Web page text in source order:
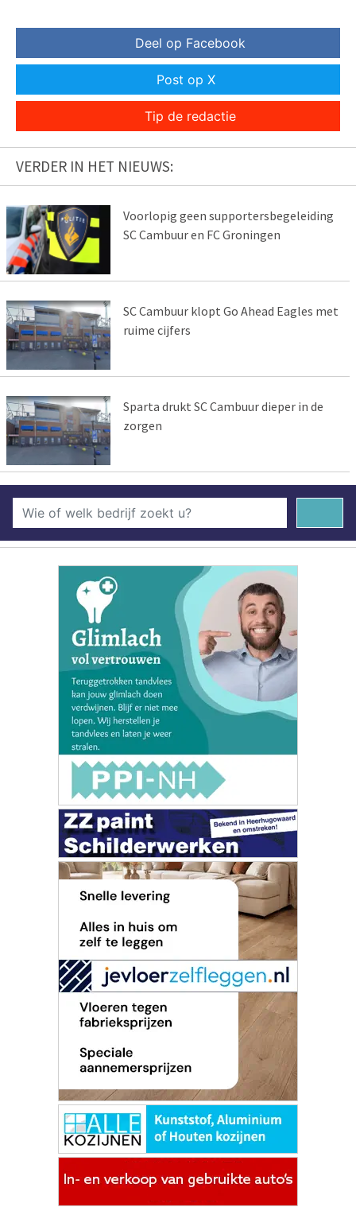
Deel op Facebook
Post op X
Tip de redactie
VERDER IN HET NIEUWS:
Voorlopig geen supportersbegeleiding
SC Cambuur en FC Groningen
SC Cambuur klopt Go Ahead Eagles met
ruime cijfers
Sparta drukt SC Cambuur dieper in de
zorgen